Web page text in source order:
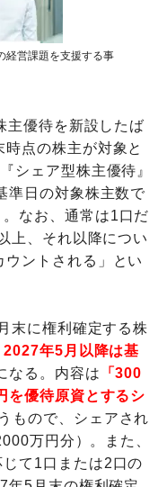
経営課題を支援する事
主優待を新設したば
点の株主が対象と
シェア型株主優待』
準日の対象株主数で
なお、通常は1口だ
上、それ以降につい
ントされる」とい
末に権利確定する株
2027年5月以降は基
なる。内容は 「300
を優待原資とするシ
もので、シェアされ
万円分）。また、
て1口または2口の